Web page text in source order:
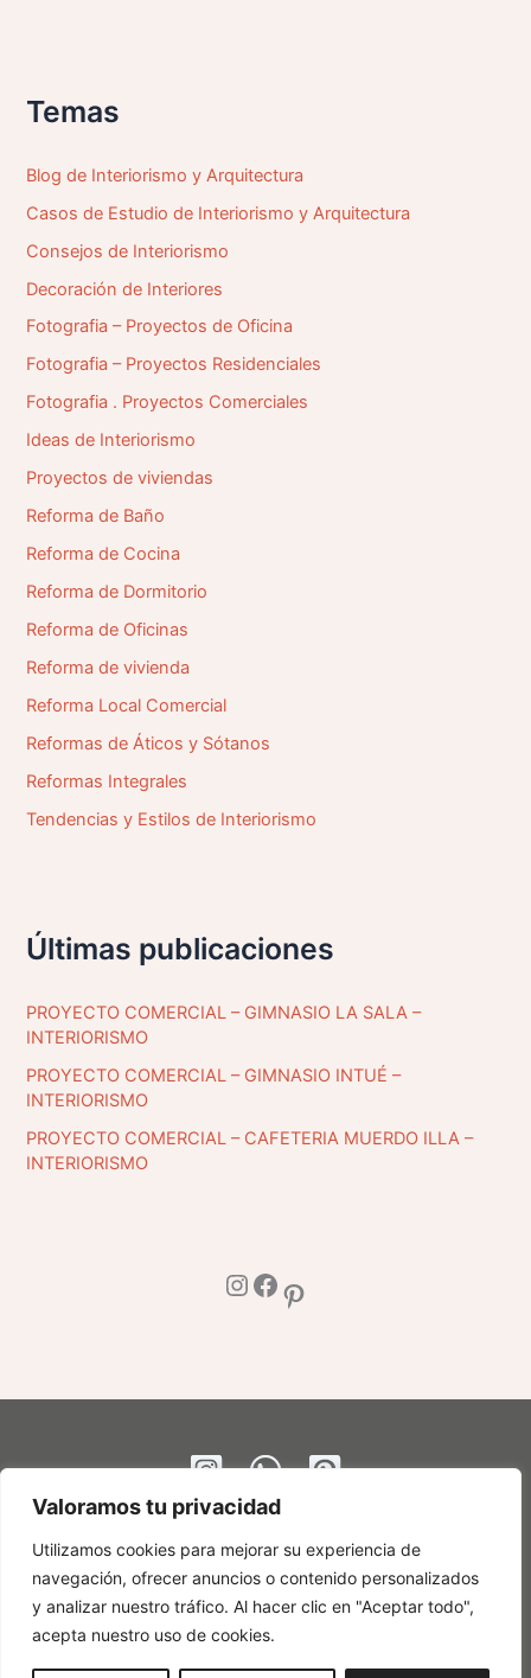
Valoramos tu privacidad
Utilizamos cookies para mejorar su experiencia de
navegación, ofrecer anuncios o contenido personalizados
y analizar nuestro tráfico. Al hacer clic en "Aceptar todo",
acepta nuestro uso de cookies.
p
o
:
Temas
Blog de Interiorismo y Arquitectura
Casos de Estudio de Interiorismo y Arquitectura
Consejos de Interiorismo
Decoración de Interiores
Fotografia – Proyectos de Oficina
Fotografia – Proyectos Residenciales
Fotografia . Proyectos Comerciales
Ideas de Interiorismo
Proyectos de viviendas
Reforma de Baño
Reforma de Cocina
Reforma de Dormitorio
Reforma de Oficinas
Reforma de vivienda
Reforma Local Comercial
Reformas de Áticos y Sótanos
Reformas Integrales
Tendencias y Estilos de Interiorismo
Últimas publicaciones
PROYECTO COMERCIAL – GIMNASIO LA SALA –
INTERIORISMO
PROYECTO COMERCIAL – GIMNASIO INTUÉ –
INTERIORISMO
PROYECTO COMERCIAL – CAFETERIA MUERDO ILLA –
INTERIORISMO
Instagram Facebook Pinterest
©Ingrid Matheu Studio2026 |Política de Cookies | Política de